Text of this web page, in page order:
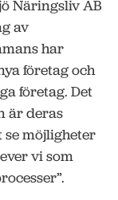
Näringsliv AB
av
har
företag och
företag. Det
är deras
möjligheter
vi som